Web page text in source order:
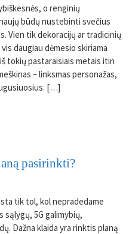
o renginių
būdų nustebinti svečius
Vien tik dekoracijų ar tradicinių
daugiau dėmesio skiriama
tokių pastaraisiais metais itin
– linksmas personažas,
[…]
pasirinkti?
tik tol, kol nepradedame
5G galimybių,
Dažna klaida yra rinktis planą